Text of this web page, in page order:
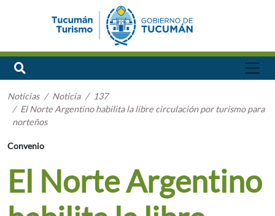
Noticias Noticia
137
El Norte Argentino habilita la libre circulación por turismo para
norteños
Convenio
El Norte Argentino